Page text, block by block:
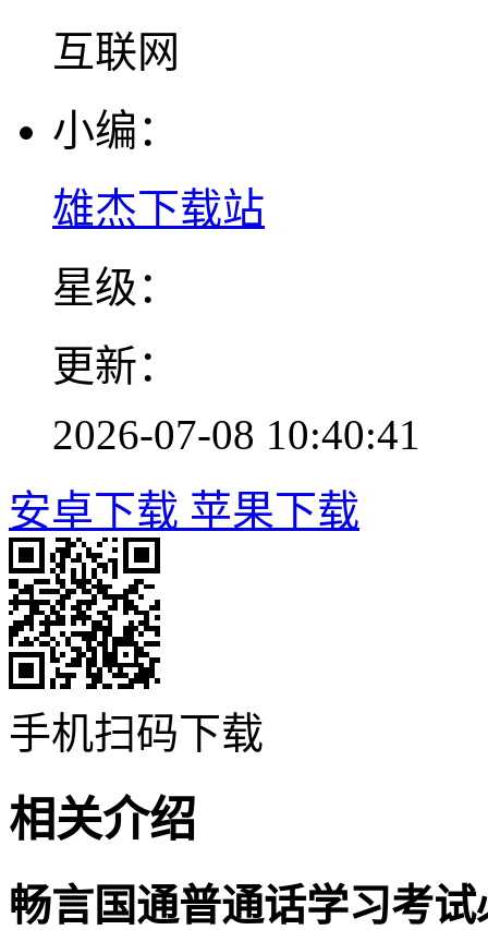
互联网
小编：
雄杰下载站
星级：
更新：
2026-07-08 10:40:41
安卓下载 苹果下载
手机扫码下载
相关介绍
畅言国通普通话学习考